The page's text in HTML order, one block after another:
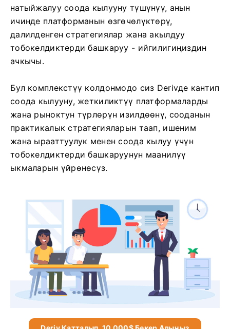
натыйжалуу соода кылууну түшүнүү, анын
ичинде платформанын өзгөчөлүктөрү,
далилденген стратегиялар жана акылдуу
тобокелдиктерди башкаруу - ийгилигиңиздин
ачкычы.
Бул комплекстүү колдонмодо сиз Derivде кантип
соода кылууну, жеткиликтүү платформаларды
жана рыноктун түрлөрүн изилдөөнү, сооданын
практикалык стратегияларын таап, ишеним
жана ырааттуулук менен соода кылуу үчүн
тобокелдиктерди башкаруунун маанилүү
ыкмаларын үйрөнөсүз.